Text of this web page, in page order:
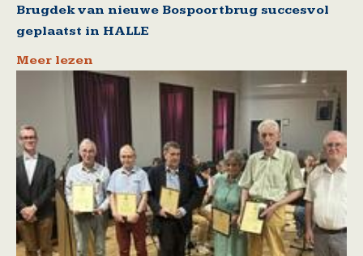
Brugdek van nieuwe Bospoortbrug succesvol
geplaatst in HALLE
Meer lezen